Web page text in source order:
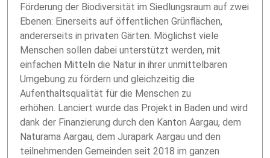
Förderung der Biodiversität im Siedlungsraum auf zwei
Ebenen: Einerseits auf öffentlichen Grünflächen,
andererseits in privaten Gärten. Möglichst viele
Menschen sollen dabei unterstützt werden, mit
einfachen Mitteln die Natur in ihrer unmittelbaren
Umgebung zu fördern und gleichzeitig die
Aufenthaltsqualität für die Menschen zu
erhöhen. Lanciert wurde das Projekt in Baden und wird
dank der Finanzierung durch den Kanton Aargau, dem
Naturama Aargau, dem Jurapark Aargau und den
teilnehmenden Gemeinden seit 2018 im ganzen